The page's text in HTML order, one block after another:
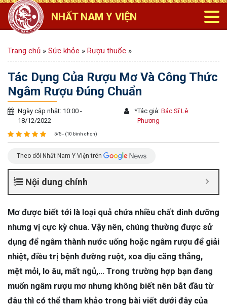
NHẤT NAM Y VIỆN
Trang chủ » Sức khỏe » Rượu thuốc »
Tác Dụng Của Rượu Mơ Và Công Thức
Ngâm Rượu Đúng Chuẩn
Ngày cập nhật: 10:00 -
18/12/2022
*Tác giả:Bác Sĩ Lê
Phương
5/5 - (10 bình chọn)
Theo dõi Nhất Nam Y Viện trên
Nội dung chính
Mơ được biết tới là loại quả chứa nhiều chất dinh dưỡng
nhưng vị cực kỳ chua. Vậy nên, chúng thường được sử
dụng để ngâm thành nước uống hoặc ngâm rượu để giải
nhiệt, điều trị bệnh đường ruột, xoa dịu căng thẳng,
mệt mỏi, lo âu, mất ngủ,… Trong trường hợp bạn đang
muốn ngâm rượu mơ nhưng không biết nên bắt đầu từ
đâu thì có thể tham khảo trong bài viết dưới đây của